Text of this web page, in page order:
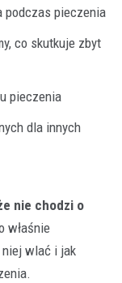
podczas pieczenia
co skutkuje zbyt
pieczenia
dla innych
nie chodzi o
właśnie
niej wlać i jak